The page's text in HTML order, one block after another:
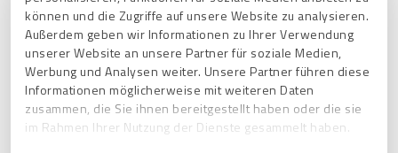
können und die Zugriffe auf unsere Website zu analysieren.
Außerdem geben wir Informationen zu Ihrer Verwendung
unserer Website an unsere Partner für soziale Medien,
Werbung und Analysen weiter. Unsere Partner führen diese
Informationen möglicherweise mit weiteren Daten
zusammen, die Sie ihnen bereitgestellt haben oder die sie
im Rahmen Ihrer Nutzung der Dienste gesammelt haben.
conectadas,haciendo clic en "CAMBIAR" (SWITCH).